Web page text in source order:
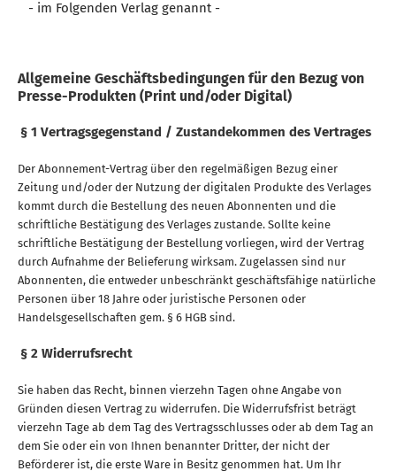
- im Folgenden Verlag genannt -
Allgemeine Geschäftsbedingungen für den Bezug von
Presse-Produkten (Print und/oder Digital)
§ 1 Vertragsgegenstand / Zustandekommen des Vertrages
Der Abonnement-Vertrag über den regelmäßigen Bezug einer
Zeitung und/oder der Nutzung der digitalen Produkte des Verlages
kommt durch die Bestellung des neuen Abonnenten und die
schriftliche Bestätigung des Verlages zustande. Sollte keine
schriftliche Bestätigung der Bestellung vorliegen, wird der Vertrag
durch Aufnahme der Belieferung wirksam. Zugelassen sind nur
Abonnenten, die entweder unbeschränkt geschäftsfähige natürliche
Personen über 18 Jahre oder juristische Personen oder
Handelsgesellschaften gem. § 6 HGB sind.
§ 2 Widerrufsrecht
Sie haben das Recht, binnen vierzehn Tagen ohne Angabe von
Gründen diesen Vertrag zu widerrufen. Die Widerrufsfrist beträgt
vierzehn Tage ab dem Tag des Vertragsschlusses oder ab dem Tag an
dem Sie oder ein von Ihnen benannter Dritter, der nicht der
Beförderer ist, die erste Ware in Besitz genommen hat. Um Ihr